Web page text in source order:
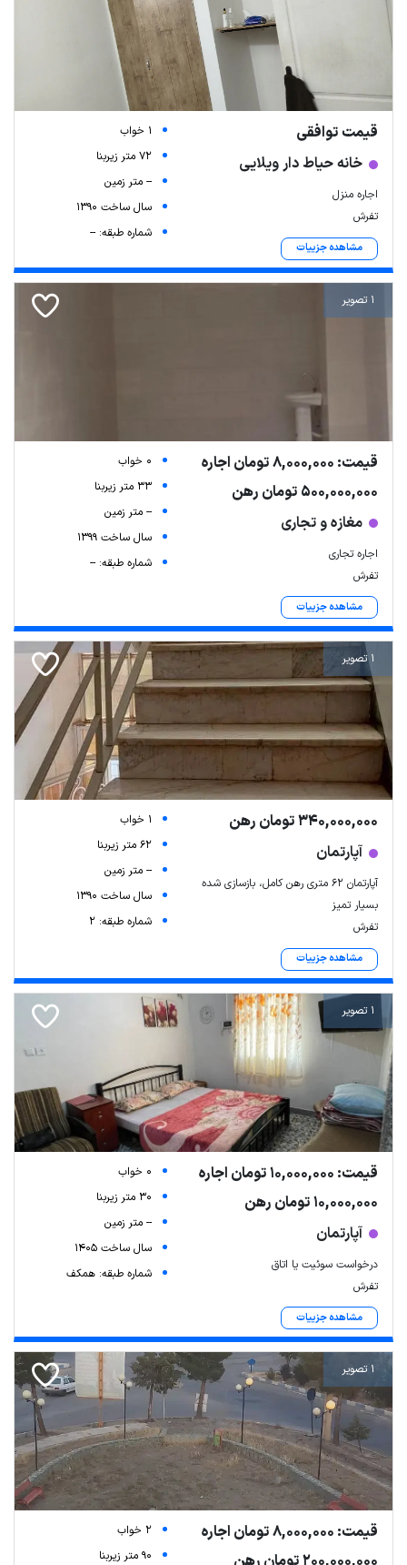
قیمت توافقی
خانه حیاط دار ویلایی
اجاره منزل
تفرش
مشاهده جزییات
1 خواب
72 متر زیربنا
-- متر زمین
سال ساخت 1390
شماره طبقه: --
1 تصویر
قیمت: 8,000,000 تومان اجاره
500,000,000 تومان رهن
مغازه و تجاری
اجاره تجاری
تفرش
مشاهده جزییات
0 خواب
33 متر زیربنا
-- متر زمین
سال ساخت 1399
شماره طبقه: --
1 تصویر
340,000,000 تومان رهن
آپارتمان
آپارتمان ۶۲ متری رهن کامل، بازسازی شده
بسیار تمیز
تفرش
مشاهده جزییات
1 خواب
62 متر زیربنا
-- متر زمین
سال ساخت 1390
شماره طبقه: 2
1 تصویر
قیمت: 10,000,000 تومان اجاره
10,000,000 تومان رهن
آپارتمان
درخواست سوئیت یا اتاق
تفرش
مشاهده جزییات
0 خواب
30 متر زیربنا
-- متر زمین
سال ساخت 1405
شماره طبقه: همکف
1 تصویر
قیمت: 8,000,000 تومان اجاره
2 خواب
90 متر زیربنا